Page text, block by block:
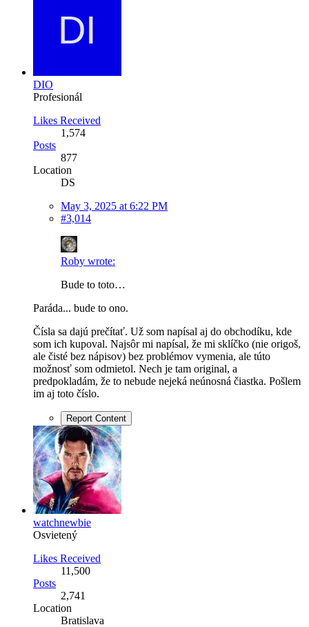
DIO
Profesionál
Likes Received
1,574
Posts
877
Location
DS
May 3, 2025 at 6:22 PM
#3,014
Roby wrote:
Bude to toto…
Paráda... bude to ono.
Čísla sa dajú prečítať. Už som napísal aj do obchodíku, kde
som ich kupoval. Najsôr mi napísal, že mi sklíčko (nie origoš,
ale čisté bez nápisov) bez problémov vymenia, ale túto
možnosť som odmietol. Nech je tam original, a
predpokladám, že to nebude nejeká neúnosná čiastka. Pošlem
im aj toto číslo.
Report Content
watchnewbie
Osvietený
Likes Received
11,500
Posts
2,741
Location
Bratislava